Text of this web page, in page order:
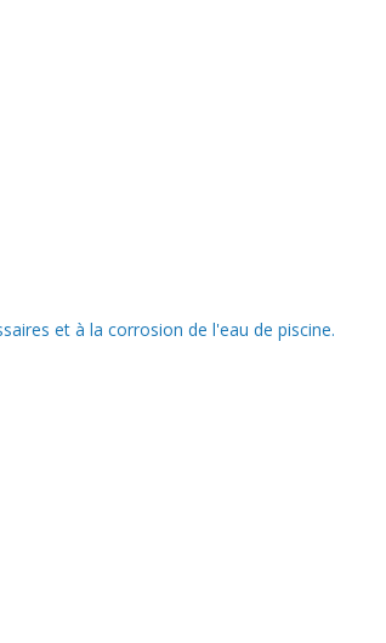
et à la corrosion de l'eau de piscine.